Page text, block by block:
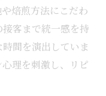
焙煎方法にこだわ
客まで統一感を持
間を演出していま
理を刺激し、リピ